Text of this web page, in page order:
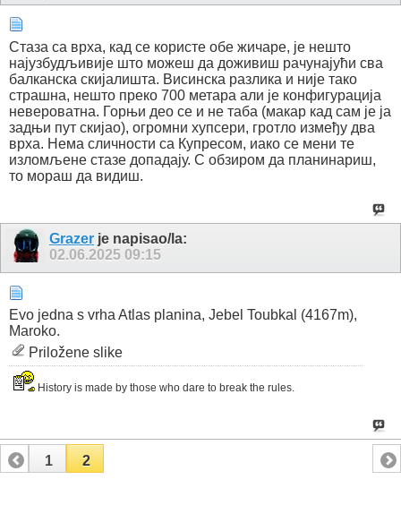
Стаза са врха, кад се користе обе жичаре, је нешто
најузбудљивије што можеш да доживиш рачунајући сва
балканска скијалишта. Висинска разлика и није тако
страшна, нешто преко 700 метара али је конфигурација
невероватна. Горњи део се и не таба (макар кад сам је ја
задњи пут скијао), огромни хупсери, гротло између два
врха. Нема сличности са Купресом, иако се мени те
изломљене стазе допадају. С обзиром да планинариш,
то мораш да видиш.
Grazer je napisao/la:
02.06.2025 09:15
Evo jedna s vrha Atlas planina, Jebel Toubkal (4167m),
Maroko.
Priložene slike
History is made by those who dare to break the rules.
1 2